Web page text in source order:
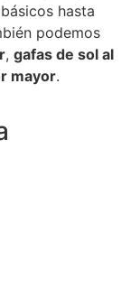
hasta
podemos
, gafas de sol al
mayor.